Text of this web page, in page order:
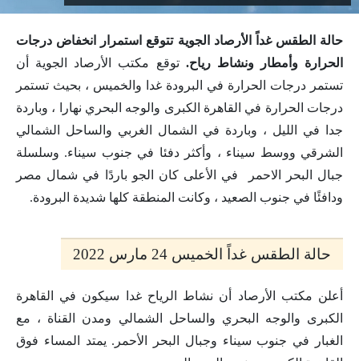
حالة الطقس غداً الأرصاد الجوية تتوقع استمرار انخفاض درجات
الحرارة وأمطار ونشاط رياح. توقع مكتب الأرصاد الجوية أن
تستمر درجات الحرارة في البرودة غدا والخميس ، بحيث تستمر
درجات الحرارة في القاهرة الكبرى والوجه البحري نهارا ، وباردة
جدا في الليل ، وباردة في الشمال الغربي والساحل الشمالي
الشرقي ووسط سيناء ، وأكثر دفئا في جنوب سيناء. وسلسلة
جبال البحر الاحمر في الأعلى كان الجو باردًا في شمال مصر
ودافئًا في جنوب الصعيد ، وكانت المنطقة كلها شديدة البرودة.
حالة الطقس غداً الخميس 24 مارس 2022
أعلن مكتب الأرصاد أن نشاط الرياح غدا سيكون في القاهرة
الكبرى والوجه البحري والساحل الشمالي ومدن القناة ، مع
الغبار في جنوب سيناء وجبال البحر الأحمر. يمتد المساء فوق